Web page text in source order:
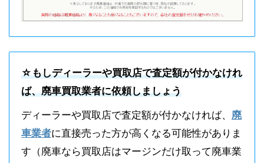
☆もしディーラーや買取店で査定額が付かなけれ
ば、廃車買取業者に依頼しましょう
ディーラーや買取店で査定額が付かなければ、 廃
車業者に直接売った方が高くなる可能性がありま
す（廃車なら買取店はマージンだけ取って廃車業